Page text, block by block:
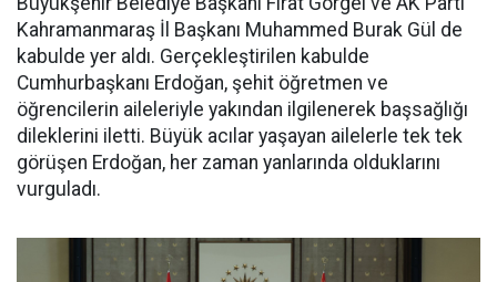
Kahramanmaraş İl Başkanı Muhammed Burak Gül de
kabulde yer aldı. Gerçekleştirilen kabulde
Cumhurbaşkanı Erdoğan, şehit öğretmen ve
öğrencilerin aileleriyle yakından ilgilenerek başsağlığı
dileklerini iletti. Büyük acılar yaşayan ailelerle tek tek
görüşen Erdoğan, her zaman yanlarında olduklarını
vurguladı.